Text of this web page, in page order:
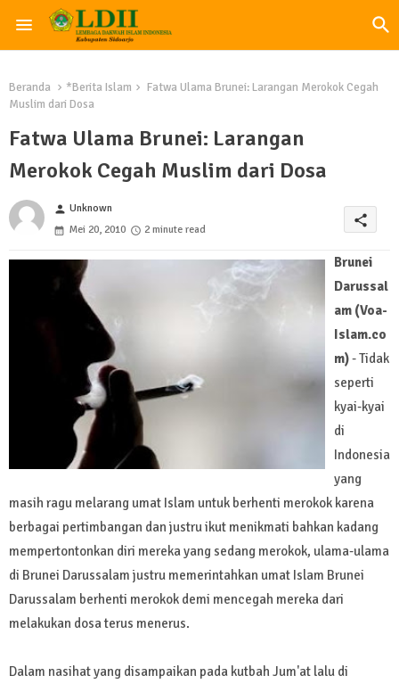
Beranda *Berita Islam
Fatwa Ulama Brunei: Larangan Merokok Cegah
Muslim dari Dosa
Fatwa Ulama Brunei: Larangan
Merokok Cegah Muslim dari Dosa
person Unknown
Mei 20, 2010
2 minute read
share
Brunei
Darussal
am (Voa-
Islam.co
m)- Tidak
seperti
kyai-kyai
di
Indonesia
yang
masih ragu melarang umat Islam untuk berhenti merokok karena
berbagai pertimbangan dan justru ikut menikmati bahkan kadang
mempertontonkan diri mereka yang sedang merokok, ulama-ulama
di Brunei Darussalam justru memerintahkan umat Islam Brunei
Darussalam berhenti merokok demi mencegah mereka dari
melakukan dosa terus menerus.
Dalam nasihat yang disampaikan pada kutbah Jum'at lalu di